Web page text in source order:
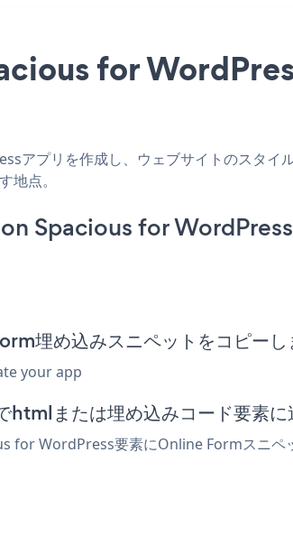
for
アプリを作成し、ウェブサイトのスタ
地点。
Spacious for
埋め込みスニペットをコピーし
your app
または埋め込みコード要素に
for WordPress要素にOnline Formスニ